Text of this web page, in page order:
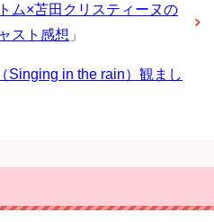
ム×苫田クリスティーヌの
スト感想 」
Singing in the rain）観まし